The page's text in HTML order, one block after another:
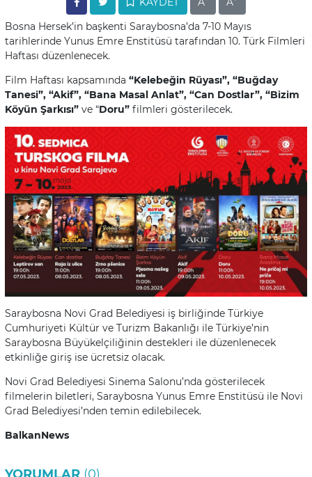
Bosna Hersek’in başkenti Saraybosna’da 7-10 Mayıs
tarihlerinde Yunus Emre Enstitüsü tarafından 10. Türk Filmleri
Haftası düzenlenecek.
Film Haftası kapsamında “Kelebeğin Rüyası”, “Buğday
Tanesi”, “Akif”, “Bana Masal Anlat”, “Can Dostlar”, “Bizim
Köyün Şarkısı” ve “Doru” filmleri gösterilecek.
Saraybosna Novi Grad Belediyesi iş birliğinde Türkiye
Cumhuriyeti Kültür ve Turizm Bakanlığı ile Türkiye’nin
Saraybosna Büyükelçiliğinin destekleri ile düzenlenecek
etkinliğe giriş ise ücretsiz olacak.
Novi Grad Belediyesi Sinema Salonu’nda gösterilecek
filmelerin biletleri, Saraybosna Yunus Emre Enstitüsü ile Novi
Grad Belediyesi’nden temin edilebilecek.
BalkanNews
YORUMLAR (0)